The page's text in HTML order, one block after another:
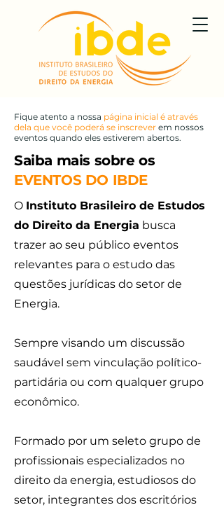
Fique atento a nossa página inicial é através
dela que você poderá se inscrever em nossos
eventos quando eles estiverem abertos.
Saiba mais sobre os
EVENTOS DO IBDE
O Instituto Brasileiro de Estudos
do Direito da Energia busca
trazer ao seu público eventos
relevantes para o estudo das
questões jurídicas do setor de
Energia.
Sempre visando um discussão
saudável sem vinculação político-
partidária ou com qualquer grupo
econômico.
Formado por um seleto grupo de
profissionais especializados no
direito da energia, estudiosos do
setor, integrantes dos escritórios